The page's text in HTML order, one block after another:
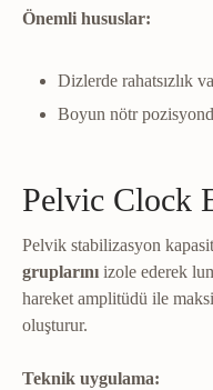
Önemli hususlar:
Dizlerde rahatsızlık
Boyun nötr
Pelvic Clock
Pelvik stabilizasyon
gruplarını izole ederek
hareket amplitüdü ile
oluşturur.
Teknik uygulama: